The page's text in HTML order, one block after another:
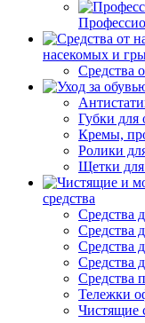
насекомых и
Средства
Губки для
Кремы,
Ролики
Щетки
средства
Средства
Средства
Средства
Средства
Средства
Тележки
Чистящие